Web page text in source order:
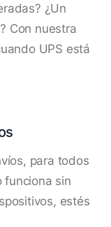
¿Un
Con nuestra
UPS está
para todos
funciona sin
estés